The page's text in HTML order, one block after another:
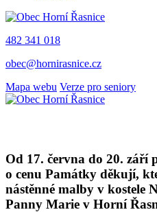
482 341 018
obec@hornirasnice.cz
Mapa webu Verze pro seniory
Od 17. června do 20. září
o cenu Památky děkují,
nástěnné malby v kostele
Panny Marie v Horní